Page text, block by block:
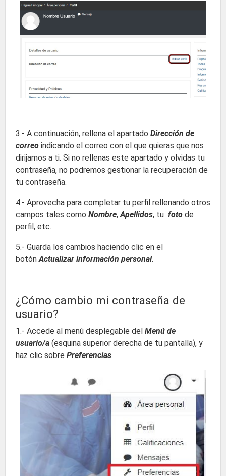
3.- A continuación, rellena el apartado Dirección de
correo indicando el correo con el que quieras que nos
dirijamos a ti. Si no rellenas este apartado y olvidas tu
contraseña, no podremos gestionar la recuperación de
tu contraseña.
4.- Aprovecha para completar tu perfil rellenando otros
campos tales como Nombre, Apellidos, tu foto de
perfil, etc.
5.- Guarda los cambios haciendo clic en el
botón Actualizar información personal.
¿Cómo cambio mi contraseña de
usuario?
1.- Accede al menú desplegable del Menú de
usuario/a (esquina superior derecha de tu pantalla), y
haz clic sobre Preferencias.